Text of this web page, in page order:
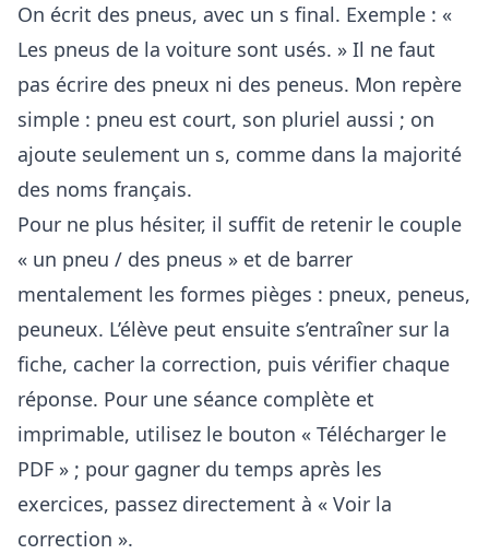
On écrit des pneus, avec un s final. Exemple : «
Les pneus de la voiture sont usés. » Il ne faut
pas écrire des pneux ni des peneus. Mon repère
simple : pneu est court, son pluriel aussi ; on
ajoute seulement un s, comme dans la majorité
des noms français.
Pour ne plus hésiter, il suffit de retenir le couple
« un pneu / des pneus » et de barrer
mentalement les formes pièges : pneux, peneus,
peuneux. L’élève peut ensuite s’entraîner sur la
fiche, cacher la correction, puis vérifier chaque
réponse. Pour une séance complète et
imprimable, utilisez le bouton « Télécharger le
PDF » ; pour gagner du temps après les
exercices, passez directement à « Voir la
correction ».